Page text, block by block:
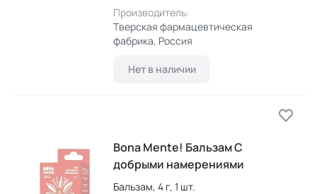
Производитель:
Тверская фармацевтическая
фабрика, Россия
Нет в наличии
Bona Mente! Бальзам С
добрыми намерениями
Бальзам, 4 г, 1 шт.